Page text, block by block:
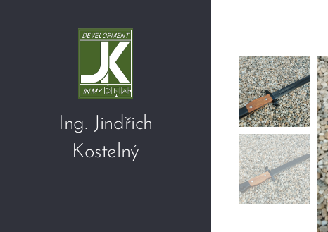
Ing. Jindřich
Kostelný